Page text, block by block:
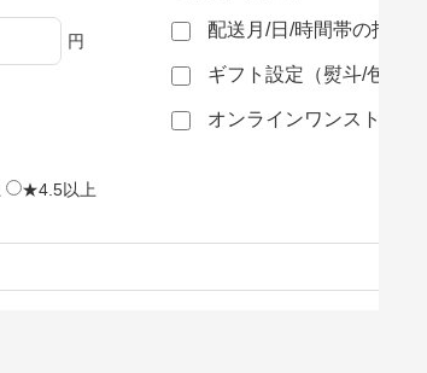
円
★4.5以上
配送月/日/時間帯の指定
ギフト設定（熨斗/包装
オンラインワンストップ